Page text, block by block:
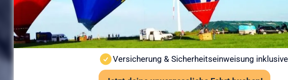
Ab 6 Jahren und mindestens 120 cm
Kein besonderes Schuhwerk erforderlich,
Auch bei leichter Höhenangst problemlos
Versicherung & Sicherheitseinweisung inklusive